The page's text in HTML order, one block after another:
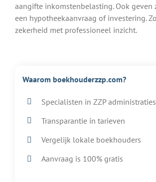
aangifte inkomstenbelasting. Ook geven
een hypotheekaanvraag of investering.
zekerheid met professioneel inzicht.
Waarom boekhouderzzp.com?
Specialisten in ZZP administraties
Transparantie in tarieven
Vergelijk lokale boekhouders
Aanvraag is 100% gratis